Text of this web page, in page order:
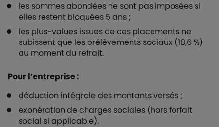
les sommes abondées ne sont pas imposées si
elles restent bloquées 5 ans ;
les plus-values issues de ces placements ne
subissent que les prélèvements sociaux (18,6 %)
au moment du retrait.
Pour l’entreprise :
déduction intégrale des montants versés ;
exonération de charges sociales (hors forfait
social si applicable).